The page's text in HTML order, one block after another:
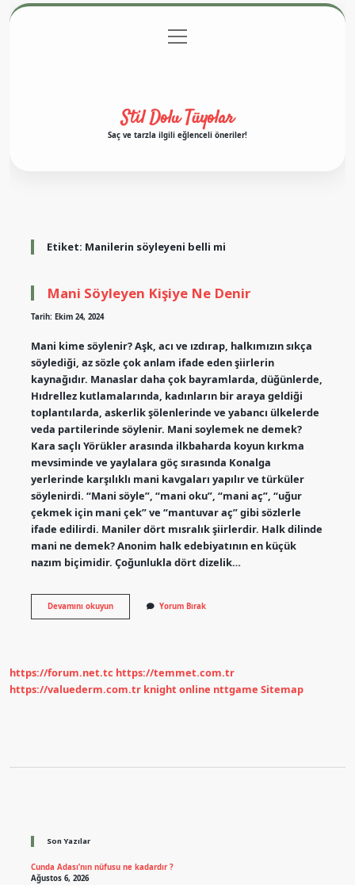
Gizlilik Politikası
menüyü
aç
Stil Dolu Tüyolar
Saç ve tarzla ilgili eğlenceli öneriler!
Etiket: Manilerin söyleyeni belli mi
Mani Söyleyen Kişiye Ne Denir
Tarih: Ekim 24, 2024
Mani kime söylenir? Aşk, acı ve ızdırap, halkımızın sıkça
söylediği, az sözle çok anlam ifade eden şiirlerin
kaynağıdır. Manaslar daha çok bayramlarda, düğünlerde,
Hıdrellez kutlamalarında, kadınların bir araya geldiği
toplantılarda, askerlik şölenlerinde ve yabancı ülkelerde
veda partilerinde söylenir. Mani soylemek ne demek?
Kara saçlı Yörükler arasında ilkbaharda koyun kırkma
mevsiminde ve yaylalara göç sırasında Konalga
yerlerinde karşılıklı mani kavgaları yapılır ve türküler
söylenirdi. “Mani söyle”, “mani oku”, “mani aç”, “uğur
çekmek için mani çek” ve “mantuvar aç” gibi sözlerle
ifade edilirdi. Maniler dört mısralık şiirlerdir. Halk dilinde
mani ne demek? Anonim halk edebiyatının en küçük
nazım biçimidir. Çoğunlukla dört dizelik…
Devamını okuyunMani
Söyleyen
Yorum Bırak
https://forum.net.tc https://temmet.com.tr
https://valuederm.com.tr knight online nttgame Sitemap
Son Yazılar
Cunda Adası’nın nüfusu ne kadardır ?
Ağustos 6, 2026